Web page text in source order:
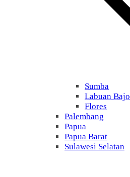
Sumba
Labuan Bajo
Flores
Palembang
Papua
Papua Barat
Sulawesi Selatan